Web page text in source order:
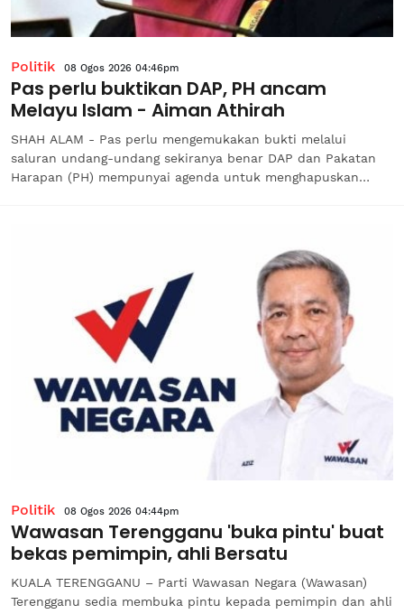
Politik 08 Ogos 2026 04:46pm
Pas perlu buktikan DAP, PH ancam
Melayu Islam - Aiman Athirah
SHAH ALAM - Pas perlu mengemukakan bukti melalui
saluran undang-undang sekiranya benar DAP dan Pakatan
Harapan (PH) mempunyai agenda untuk menghapuskan
Politik 08 Ogos 2026 04:44pm
Wawasan Terengganu 'buka pintu' buat
bekas pemimpin, ahli Bersatu
KUALA TERENGGANU – Parti Wawasan Negara (Wawasan)
Terengganu sedia membuka pintu kepada pemimpin dan ahli